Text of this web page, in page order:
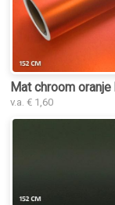
Mat chroom oranje
v.a. € 1,60